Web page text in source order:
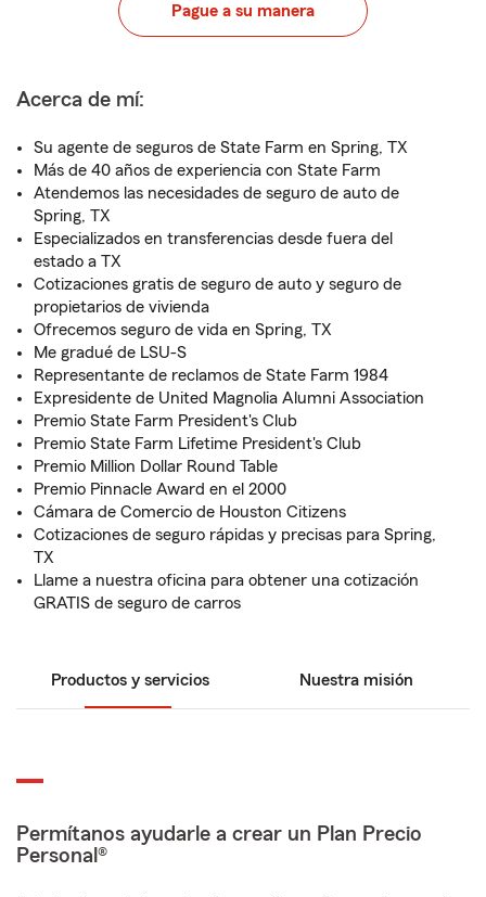
Pague a su manera
Acerca de mí:
Su agente de seguros de State Farm en Spring, TX
Más de 40 años de experiencia con State Farm
Atendemos las necesidades de seguro de auto de
Spring, TX
Especializados en transferencias desde fuera del
estado a TX
Cotizaciones gratis de seguro de auto y seguro de
propietarios de vivienda
Ofrecemos seguro de vida en Spring, TX
Me gradué de LSU-S
Representante de reclamos de State Farm 1984
Expresidente de United Magnolia Alumni Association
Premio State Farm President's Club
Premio State Farm Lifetime President's Club
Premio Million Dollar Round Table
Premio Pinnacle Award en el 2000
Cámara de Comercio de Houston Citizens
Cotizaciones de seguro rápidas y precisas para Spring,
TX
Llame a nuestra oficina para obtener una cotización
GRATIS de seguro de carros
Productos y servicios Nuestra misión
Permítanos ayudarle a crear un Plan Precio
Personal®